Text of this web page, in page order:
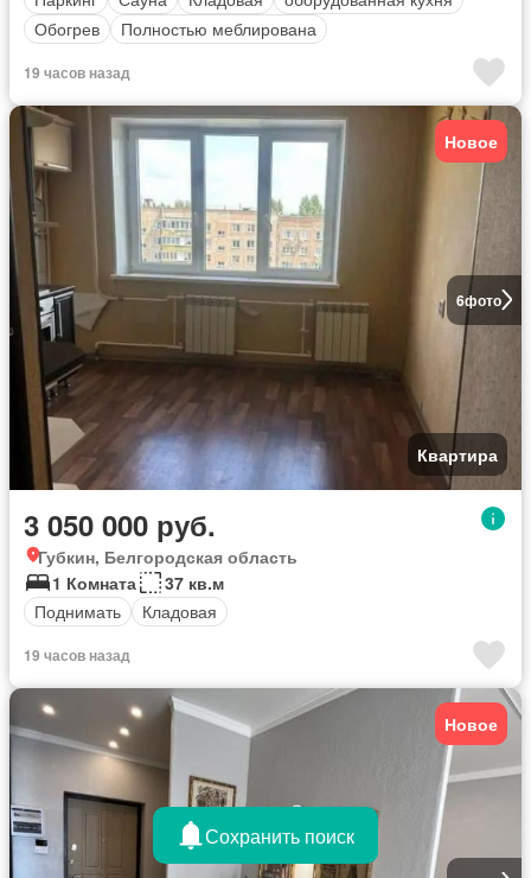
Обогрев
Полностью меблирована
19 часов назад
6фото
Новое
Квартира
3 050 000 руб.
Губкин, Белгородская область
1 Комната
37 кв.м
Поднимать
Кладовая
19 часов назад
Новое
Сохранить поиск